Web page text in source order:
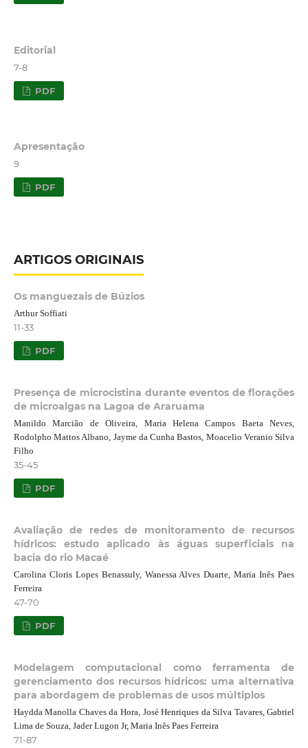
Editorial
7-8
PDF
Apresentação
9
PDF
ARTIGOS ORIGINAIS
Os manguezais de Búzios
Arthur Soffiati
11-33
PDF
Presença de microcistina durante eventos de florações
de microalgas na Lagoa de Araruama
Manildo Marcião de Oliveira, Maria Helena Campos Baeta Neves,
Rodolpho Mattos Albano, Jayme da Cunha Bastos, Moacelio Veranio Silva
Filho
35-45
PDF
Avaliação de redes de monitoramento de recursos
hídricos: estudo aplicado às águas superficiais na
bacia do rio Macaé
Carolina Cloris Lopes Benassuly, Wanessa Alves Duarte, Maria Inês Paes
Ferreira
47-70
PDF
Modelagem computacional como ferramenta de
gerenciamento dos recursos hídricos: uma alternativa
para abordagem de problemas de usos múltiplos
Haydda Manolla Chaves da Hora, José Henriques da Silva Tavares, Gabriel
Lima de Souza, Jader Lugon Jr, Maria Inês Paes Ferreira
71-87